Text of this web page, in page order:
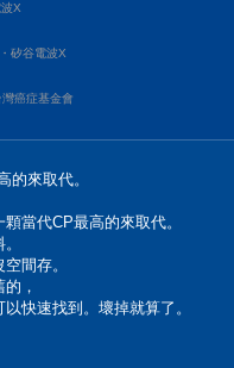
X
矽谷電波X
癌症基金會
的來取代。
當代CP最高的來取代。
間存。
，
快速找到。壞掉就算了。